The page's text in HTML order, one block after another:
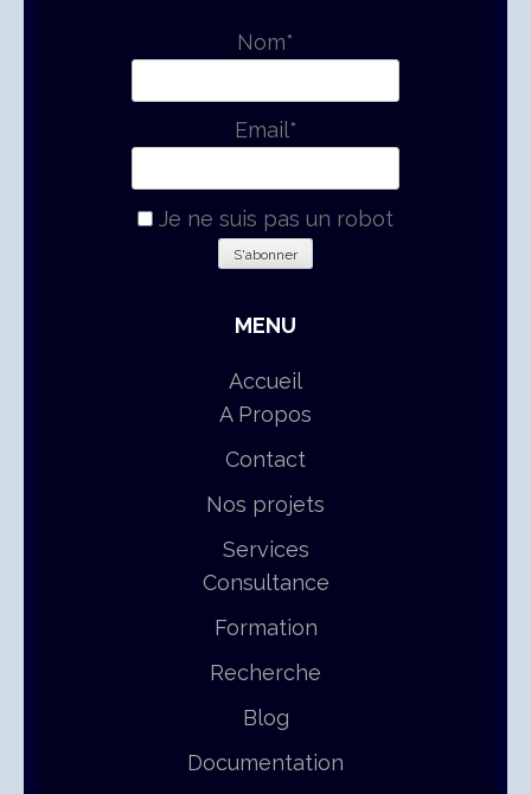
Nom*
Email*
Je ne suis pas un robot
MENU
Accueil
A Propos
Contact
Nos projets
Services
Consultance
Formation
Recherche
Blog
Documentation